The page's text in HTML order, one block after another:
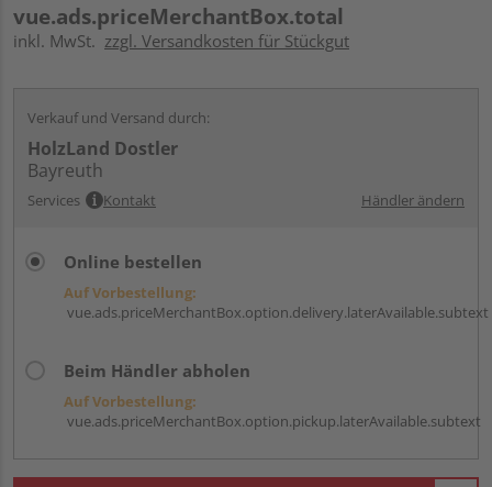
vue.ads.priceMerchantBox.total
inkl. MwSt. zzgl. Versandkosten für Stückgut
Verkauf und Versand durch:
HolzLand Dostler
Bayreuth
Services Kontakt Händler ändern
Online bestellen
Auf Vorbestellung:
vue.ads.priceMerchantBox.option.delivery.laterAvailable.subtext
Beim Händler abholen
Auf Vorbestellung:
vue.ads.priceMerchantBox.option.pickup.laterAvailable.subtext